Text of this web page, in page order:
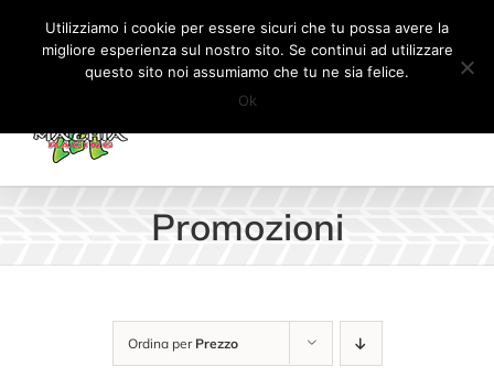
Salta
contenuto
Il mio account CARRELLO
Promozioni
Ordina per Prezzo
Utilizziamo i cookie per essere sicuri che tu possa avere la
migliore esperienza sul nostro sito. Se continui ad utilizzare
questo sito noi assumiamo che tu ne sia felice.
Ok